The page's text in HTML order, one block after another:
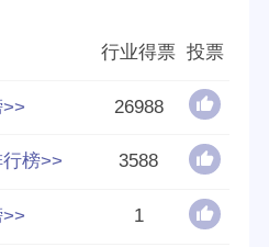
十大 优质
日本
1933
行业得票 投票
26988
榜>> 3588
1